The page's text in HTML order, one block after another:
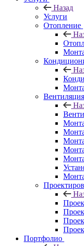
Назад
Услуги
Отопление
Вентиляция
Портфолио